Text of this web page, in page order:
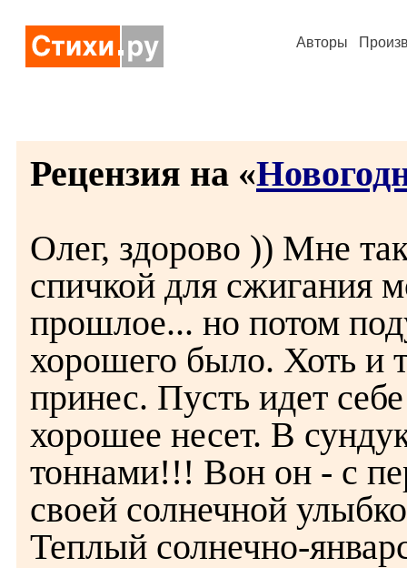
Авторы
Рецензия на «
Олег, здорово )) Мне
спичкой для сжигания
прошлое... но потом
хорошего было. Хоть и
принес. Пусть идет
хорошее несет. В
тоннами!!! Вон он - с
своей солнечной
Теплый солнечно-